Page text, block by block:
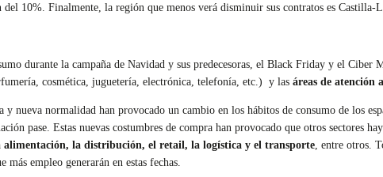
10%. Finalmente, la región que menos verá disminuir sus contratos es Castilla-
durante la campaña de Navidad y sus predecesoras, el Black Friday y el Ciber
cosmética, juguetería, electrónica, telefonía, etc.) y las áreas de atención
y nueva normalidad han provocado un cambio en los hábitos de consumo de los
pase. Estas nuevas costumbres de compra han provocado que otros sectores
alimentación, la distribución, el retail, la logística y el transporte , entre otros.
empleo generarán en estas fechas.